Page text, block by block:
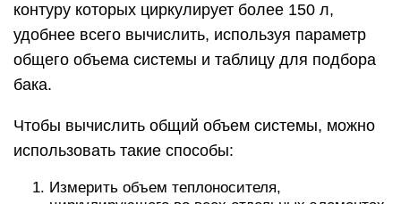
контуру которых циркулирует более 150 л,
удобнее всего вычислить, используя параметр
общего объема системы и таблицу для подбора
бака.
Чтобы вычислить общий объем системы, можно
использовать такие способы:
Измерить объем теплоносителя,